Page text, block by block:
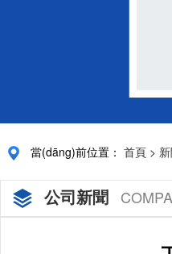
當(dāng)前位置： 首頁 >
公司新聞